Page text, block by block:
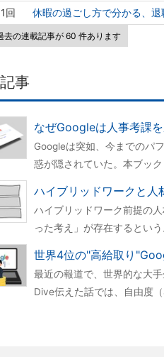
休暇の過ごし方で分かる、
去の連載記事が 60 件あります
事
なぜGoogleは人事考課
Googleは突如、今までのパ
惑が隠されていた。本ブッ
ハイブリッドワークと人
ハイブリッドワーク前提の
った考え」が存在するとい
世界4位の"高給取り
最近の報道で、世界的な大
Dive伝えた話では、自由度